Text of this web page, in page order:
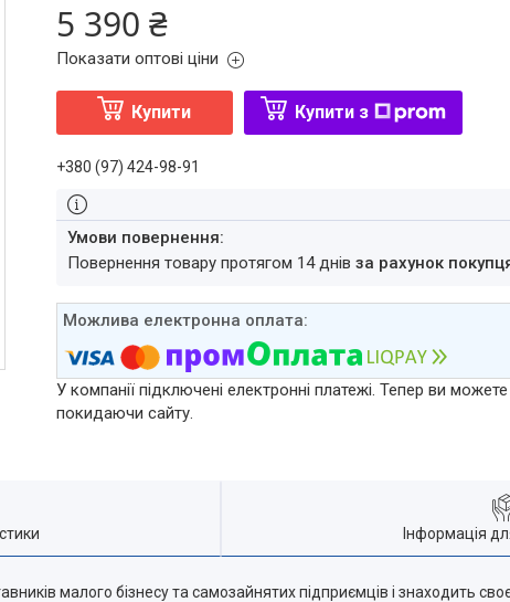
5 390 ₴
Показати оптові ціни
Купити Купити з
+380 (97) 424-98-91
повернення товару протягом 14 днів за рахунок
У компанії підключені електронні платежі. Тепер ви
покидаючи сайту.
Інформація
малого бізнесу та самозайнятих підприємців і знаходить